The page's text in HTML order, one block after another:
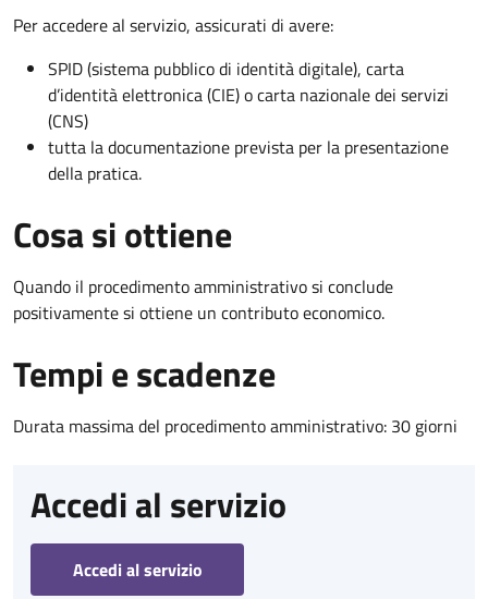
Per accedere al servizio, assicurati di avere:
SPID (sistema pubblico di identità digitale), carta
d’identità elettronica (CIE) o carta nazionale dei servizi
(CNS)
tutta la documentazione prevista per la presentazione
della pratica.
Cosa si ottiene
Quando il procedimento amministrativo si conclude
positivamente si ottiene un contributo economico.
Tempi e scadenze
Durata massima del procedimento amministrativo: 30 giorni
Accedi al servizio
Accedi al servizio